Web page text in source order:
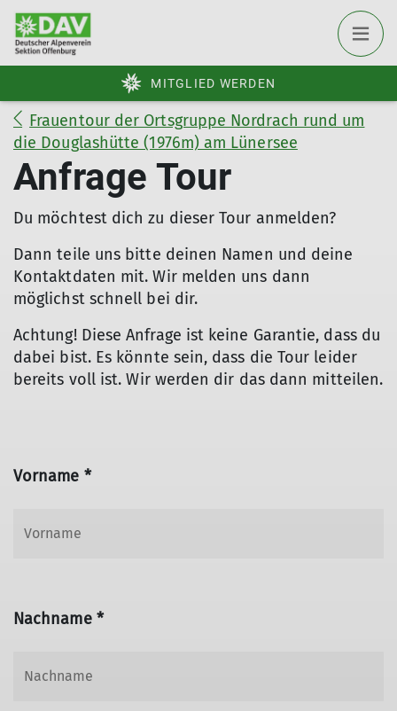
MITGLIED WERDEN
Frauentour der Ortsgruppe Nordrach rund um
die Douglashütte (1976m) am Lünersee
Anfrage Tour
Du möchtest dich zu dieser Tour anmelden?
Dann teile uns bitte deinen Namen und deine
Kontaktdaten mit. Wir melden uns dann
möglichst schnell bei dir.
Achtung! Diese Anfrage ist keine Garantie, dass du
dabei bist. Es könnte sein, dass die Tour leider
bereits voll ist. Wir werden dir das dann mitteilen.
Vorname *
Nachname *